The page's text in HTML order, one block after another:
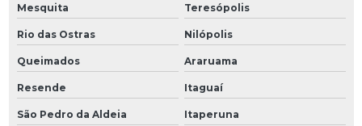
Mesquita Teresópolis
Rio das Ostras Nilópolis
Queimados Araruama
Resende Itaguaí
São Pedro da Aldeia Itaperuna